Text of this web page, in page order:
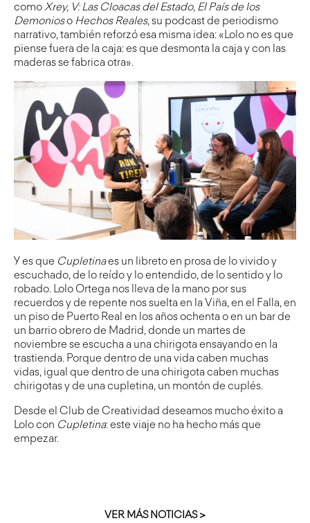
comoXrey, V: Las Cloacas del Estado, El País de los
Demonioso Hechos Reales, su podcast de periodismo
narrativo, también reforzó esa misma idea: «Lolo no es que
piense fuera de la caja: es que desmonta la caja y con las
maderas se fabrica otra».
Y es que Cupletinaes un libreto en prosa de lo vivido y
escuchado, de lo reído y lo entendido, de lo sentido y lo
robado. Lolo Ortega nos lleva de la mano por sus
recuerdos y de repente nos suelta en la Viña, en el Falla, en
un piso de Puerto Real en los años ochenta o en un bar de
un barrio obrero de Madrid, donde un martes de
noviembre se escucha a una chirigota ensayando en la
trastienda. Porque dentro de una vida caben muchas
vidas, igual que dentro de una chirigota caben muchas
chirigotas y de una cupletina, un montón de cuplés.
Desde el Club de Creatividad deseamos mucho éxito a
Lolo con Cupletina: este viaje no ha hecho más que
empezar.
VER MÁS NOTICIAS >